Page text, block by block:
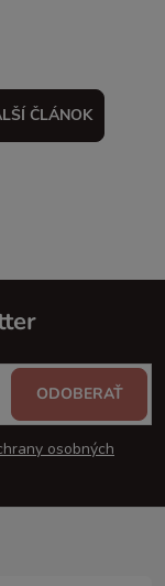
ČLÁNOK
osobných
ODOBERAŤ